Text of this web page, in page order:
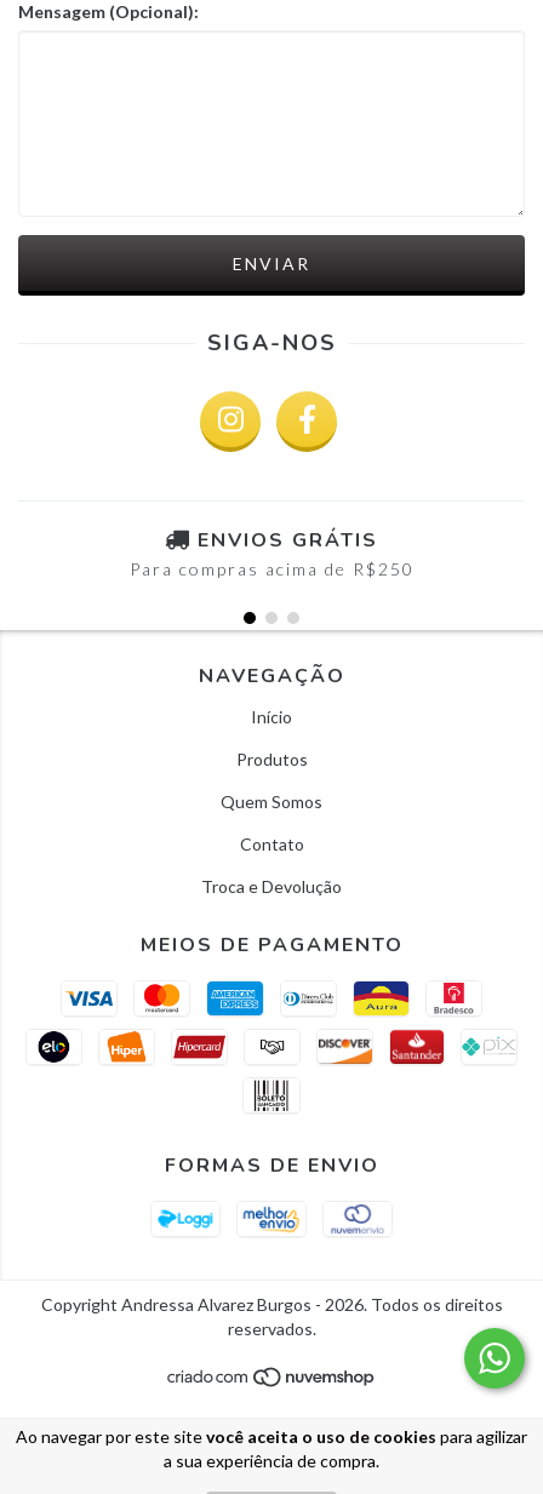
Ao navegar por este sitevocê aceita o uso de cookies para agilizar
a sua experiência de compra.
Mensagem (Opcional):
SIGA-NOS
ENVIOS GRÁTIS
Para compras acima de R$250
NAVEGAÇÃO
Início
Produtos
Quem Somos
Contato
Troca e Devolução
MEIOS DE PAGAMENTO
FORMAS DE ENVIO
Copyright Andressa Alvarez Burgos - 2026. Todos os direitos
reservados.